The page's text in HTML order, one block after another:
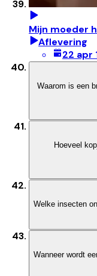
Mijn moeder
Aflevering
22 apr
Waarom is een
Hoeveel
Welke insecten
Wanneer wordt